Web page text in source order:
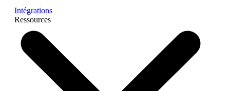
Intégrations
Ressources